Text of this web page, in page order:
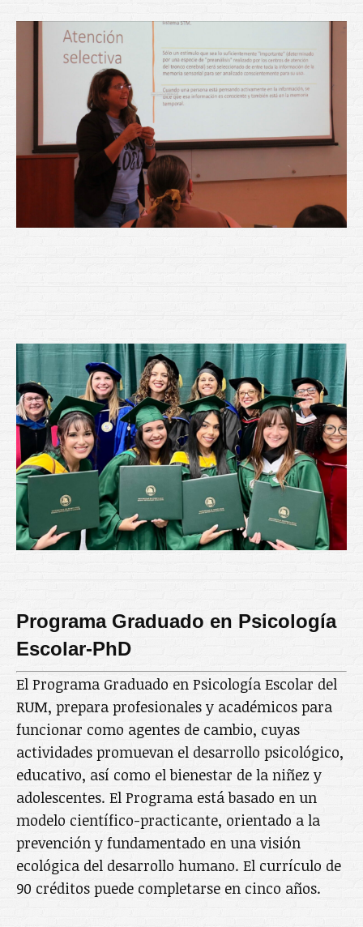
Programa Graduado en Psicología
Escolar-PhD
El Programa Graduado en Psicología Escolar del
RUM, prepara profesionales y académicos para
funcionar como agentes de cambio, cuyas
actividades promuevan el desarrollo psicológico,
educativo, así como el bienestar de la niñez y
adolescentes. El Programa está basado en un
modelo científico-practicante, orientado a la
prevención y fundamentado en una visión
ecológica del desarrollo humano. El currículo de
90 créditos puede completarse en cinco años.